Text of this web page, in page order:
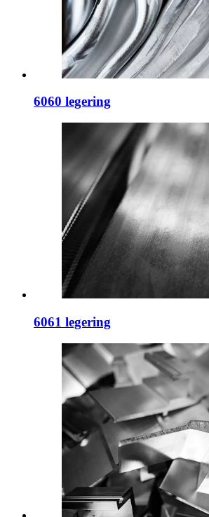
6060 legering
6061 legering